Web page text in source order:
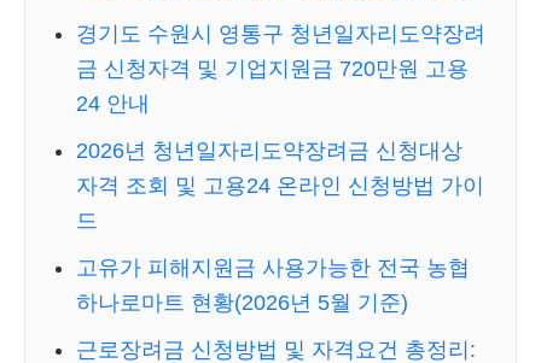
경기도 수원시 영통구 청년일자리도약장려
금 신청자격 및 기업지원금 720만원 고용
24 안내
2026년 청년일자리도약장려금 신청대상
자격 조회 및 고용24 온라인 신청방법 가이
드
고유가 피해지원금 사용가능한 전국 농협
하나로마트 현황(2026년 5월 기준)
근로장려금 신청방법 및 자격요건 총정리: